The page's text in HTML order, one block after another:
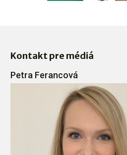
Kontakt pre médiá
Petra Ferancová